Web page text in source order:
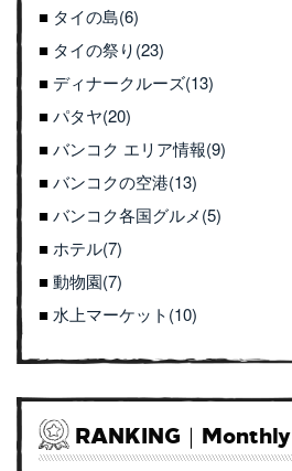
タイの島(6)
タイの祭り(23)
ディナークルーズ(13)
パタヤ(20)
バンコク エリア情報(9)
バンコクの空港(13)
バンコク各国グルメ(5)
ホテル(7)
動物園(7)
水上マーケット(10)
RANKING｜Monthly